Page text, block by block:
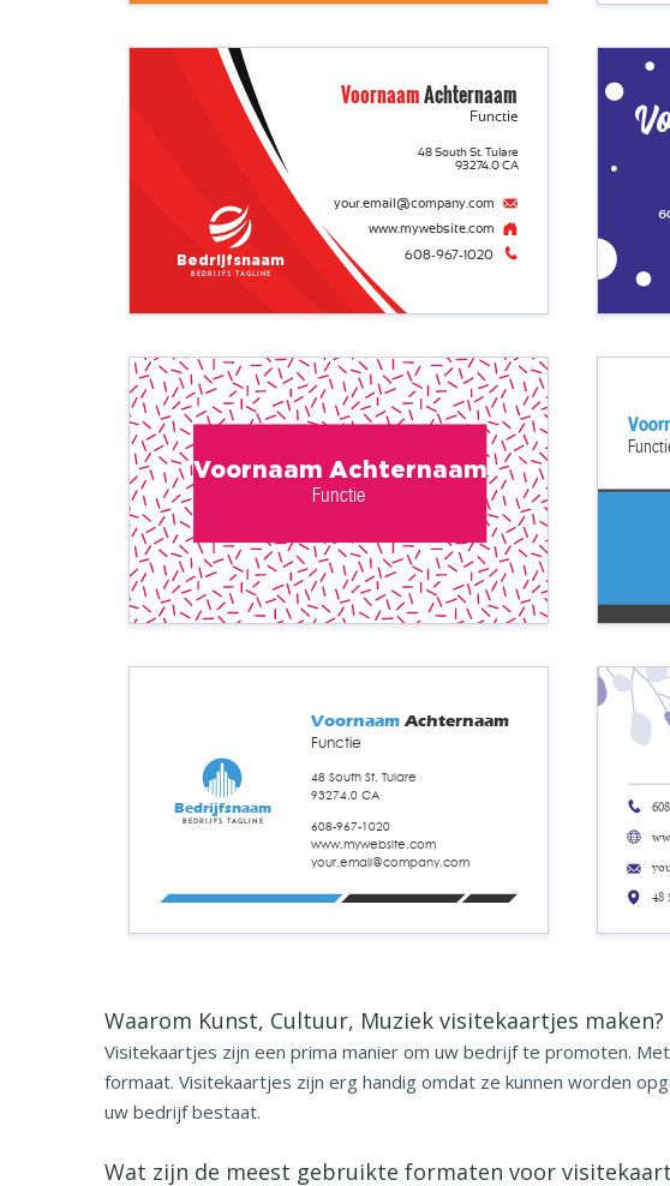
608-967-1020
www.mywebsite.com
your.email@company.com
Functie
48 South St. Tulare
93274.0 CA
VoornaamAchternaam
Bedrijfsnaam
Bedrijfs tagline
Functie
Voornaam Achternaam
your.email@company.com
608-967-1020
www.mywebsite.com
Functie
48 South St. Tulare
93274.0 CA
VoornaamAchternaam
Bedrijfsnaam
Bedrijfs tagline
48
Waarom Kunst, Cultuur, Muziek visitekaartjes maken?
Visitekaartjes zijn een prima manier om uw bedrijf te promoten.
formaat. Visitekaartjes zijn erg handig omdat ze kunnen worden
uw bedrijf bestaat.
Wat zijn de meest gebruikte formaten voor